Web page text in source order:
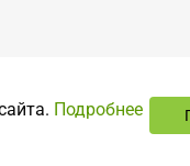
Создание сайта:
Подробнее